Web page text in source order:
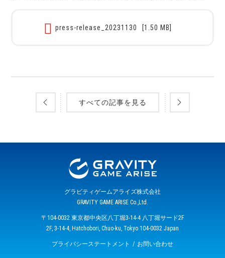
press-release_20231130 [1.50 MB]
すべての記事を見る
グラビティゲームアライズ株式会社
GRAVITY GAME ARISE Co.,Ltd.
〒104-0032 東京都中央区八丁堀3-14-4 八丁堀サード2F
2F, 3-14-4, Hatchobori, Chuo-ku, Tokyo 104-0032 Japan
プライバシーステートメント お問い合わせ